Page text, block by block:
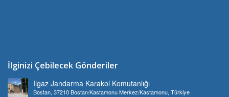
İlginizi Çebilecek Gönderiler
Ilgaz Jandarma Karakol Komutanlığı
Bostan, 37210 Bostan/Kastamonu Merkez/Kastamonu, Türkiye